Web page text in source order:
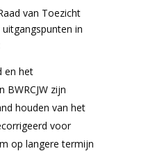
van Toezicht
in
en het
BWRCJW zijn
houden van het
voor
op langere termijn